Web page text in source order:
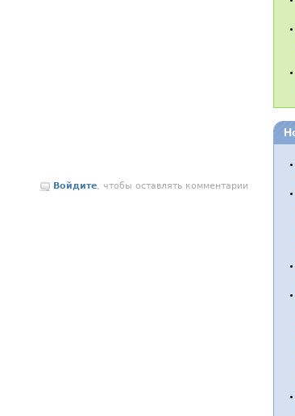
Войдите, чтобы оставлять комментарии